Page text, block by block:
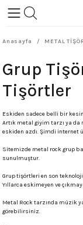
ROCK
Anasayfa METAL
Grup
Tişörtler
Eskiden sadece belli bir
Artık metal giyim tarzı ya
eskiden azdı. Şimdi
Sitemizde metal rock grup
sunulmuştur.
Grup tişörtleri en son
Yıllarca eskimeyen ve
Metal Rock tarzında müzik
görebilirsiniz.